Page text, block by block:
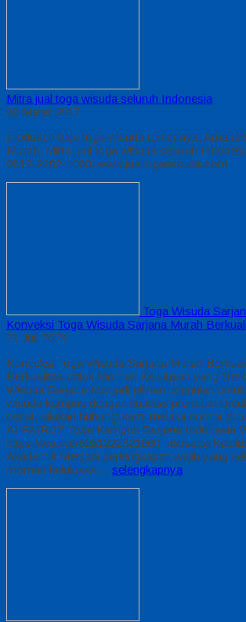
Mitra jual toga wisuda seluruh Indonesia
30 Maret 2017
produsen baju toga wisuda terpecaya,
Murah, Mitra jual toga wisuda seluruh
0812-2282-1060, www.jualtogawisuda.com
Toga Wisuda
Konveksi Toga Wisuda Sarjana Murah
21 Juli 2026
Konveksi Toga Wisuda Sarjana Murah
Berkualitas untuk Momen Kelulusan yang
Wisuda Sarjana Menjadi pilihan unggulan
wisuda kampus dengan kualitas premium
cepat, silakan hubungi kami melalui nomor di
ALFAIRUZ Toga Kampus Sarjana Indonesia
https://wa.me/6281222821060 Busana
Akademik Menjadi perlengkapan wajib yang
momen kelulusan… selengkapnya